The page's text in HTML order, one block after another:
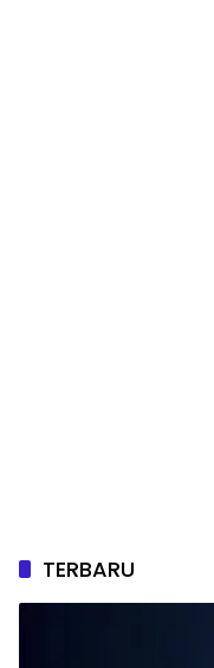
TERBARU